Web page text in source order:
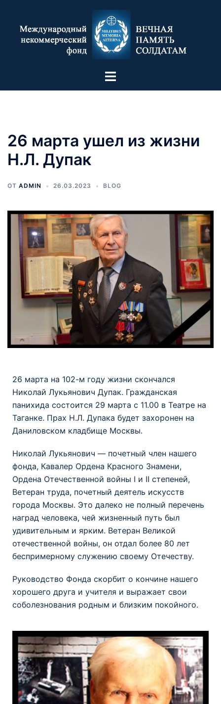
26 марта ушел из жизни
Н.Л. Дупак
ОТ ADMIN 26.03.2023 BLOG
26 марта на 102-м году жизни скончался
Николай Лукьянович Дупак. Гражданская
панихида состоится 29 марта c 11.00 в Театре на
Таганке. Прах Н.Л. Дупака будет захоронен на
Даниловском кладбище Москвы.
Николай Лукьянович — почетный член нашего
фонда, Кавалер Ордена Красного Знамени,
Ордена Отечественной войны I и II степеней,
Ветеран труда, почетный деятель искусств
города Москвы. Это далеко не полный перечень
наград человека, чей жизненный путь был
удивительным и ярким. Ветеран Великой
отечественной войны, он отдал более 80 лет
беспримерному служению своему Отечеству.
Руководство Фонда скорбит о кончине нашего
хорошего друга и учителя и выражает свои
соболезнования родным и близким покойного.